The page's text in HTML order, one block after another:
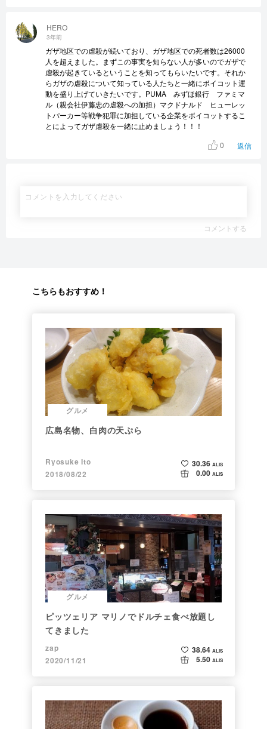
HERO
3年前
ガザ地区での虐殺が続いており、ガザ地区での死者数は26000
人を超えました。まずこの事実を知らない人が多いのでガザで
虐殺が起きているということを知ってもらいたいです。それか
らガザの虐殺について知っている人たちと一緒にボイコット運
動を盛り上げていきたいです。PUMA みずほ銀行 ファミマ
ル（親会社伊藤忠の虐殺への加担）マクドナルド ヒューレッ
トパーカー等戦争犯罪に加担している企業をボイコットするこ
とによってガザ虐殺を一緒に止めましょう！！！
0
返信
コメントする
こちらもおすすめ！
グルメ
広島名物、白肉の天ぷら
Ryosuke Ito
2018/08/22
30.36 ALIS
0.00 ALIS
グルメ
ピッツェリア マリノでドルチェ食べ放題し
てきました
zap
2020/11/21
38.64 ALIS
5.50 ALIS